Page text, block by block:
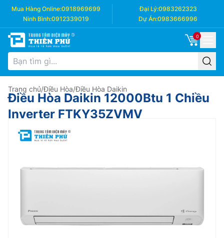
Mua Hàng Online:0918969699 Đại Lý:0983262323
Ninh Bình:0912339019 Dự Án:0983666996
0
Trang chủ/Điều Hòa/Điều Hòa Daikin
Điều Hòa Daikin 12000Btu 1 Chiều
Inverter FTKY35ZVMV